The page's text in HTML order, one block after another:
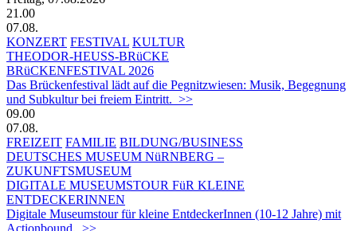
21.00
07.08.
KONZERT FESTIVAL KULTUR
THEODOR-HEUSS-BRüCKE
BRüCKENFESTIVAL 2026
Das Brückenfestival lädt auf die Pegnitzwiesen: Musik, Begegnung
und Subkultur bei freiem Eintritt. >>
09.00
07.08.
FREIZEIT FAMILIE BILDUNG/BUSINESS
DEUTSCHES MUSEUM NüRNBERG –
ZUKUNFTSMUSEUM
DIGITALE MUSEUMSTOUR FüR KLEINE
ENTDECKERINNEN
Digitale Museumstour für kleine EntdeckerInnen (10-12 Jahre) mit
Actionbound. >>